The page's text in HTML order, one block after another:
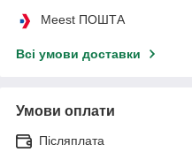
Meest ПОШТА
Всі умови доставки
Умови оплати
Післяплата